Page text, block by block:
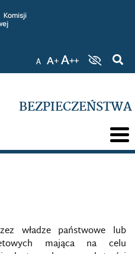
władze państwowe lub
mająca na celu